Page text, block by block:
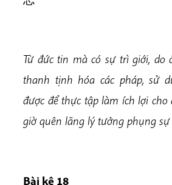
Từ đức tin mà có sự trì giới, do
thanh tịnh hóa các pháp, sử
được để thực tập làm ích lợi cho
giờ quên lãng lý tưởng phụng
Bài kệ 18